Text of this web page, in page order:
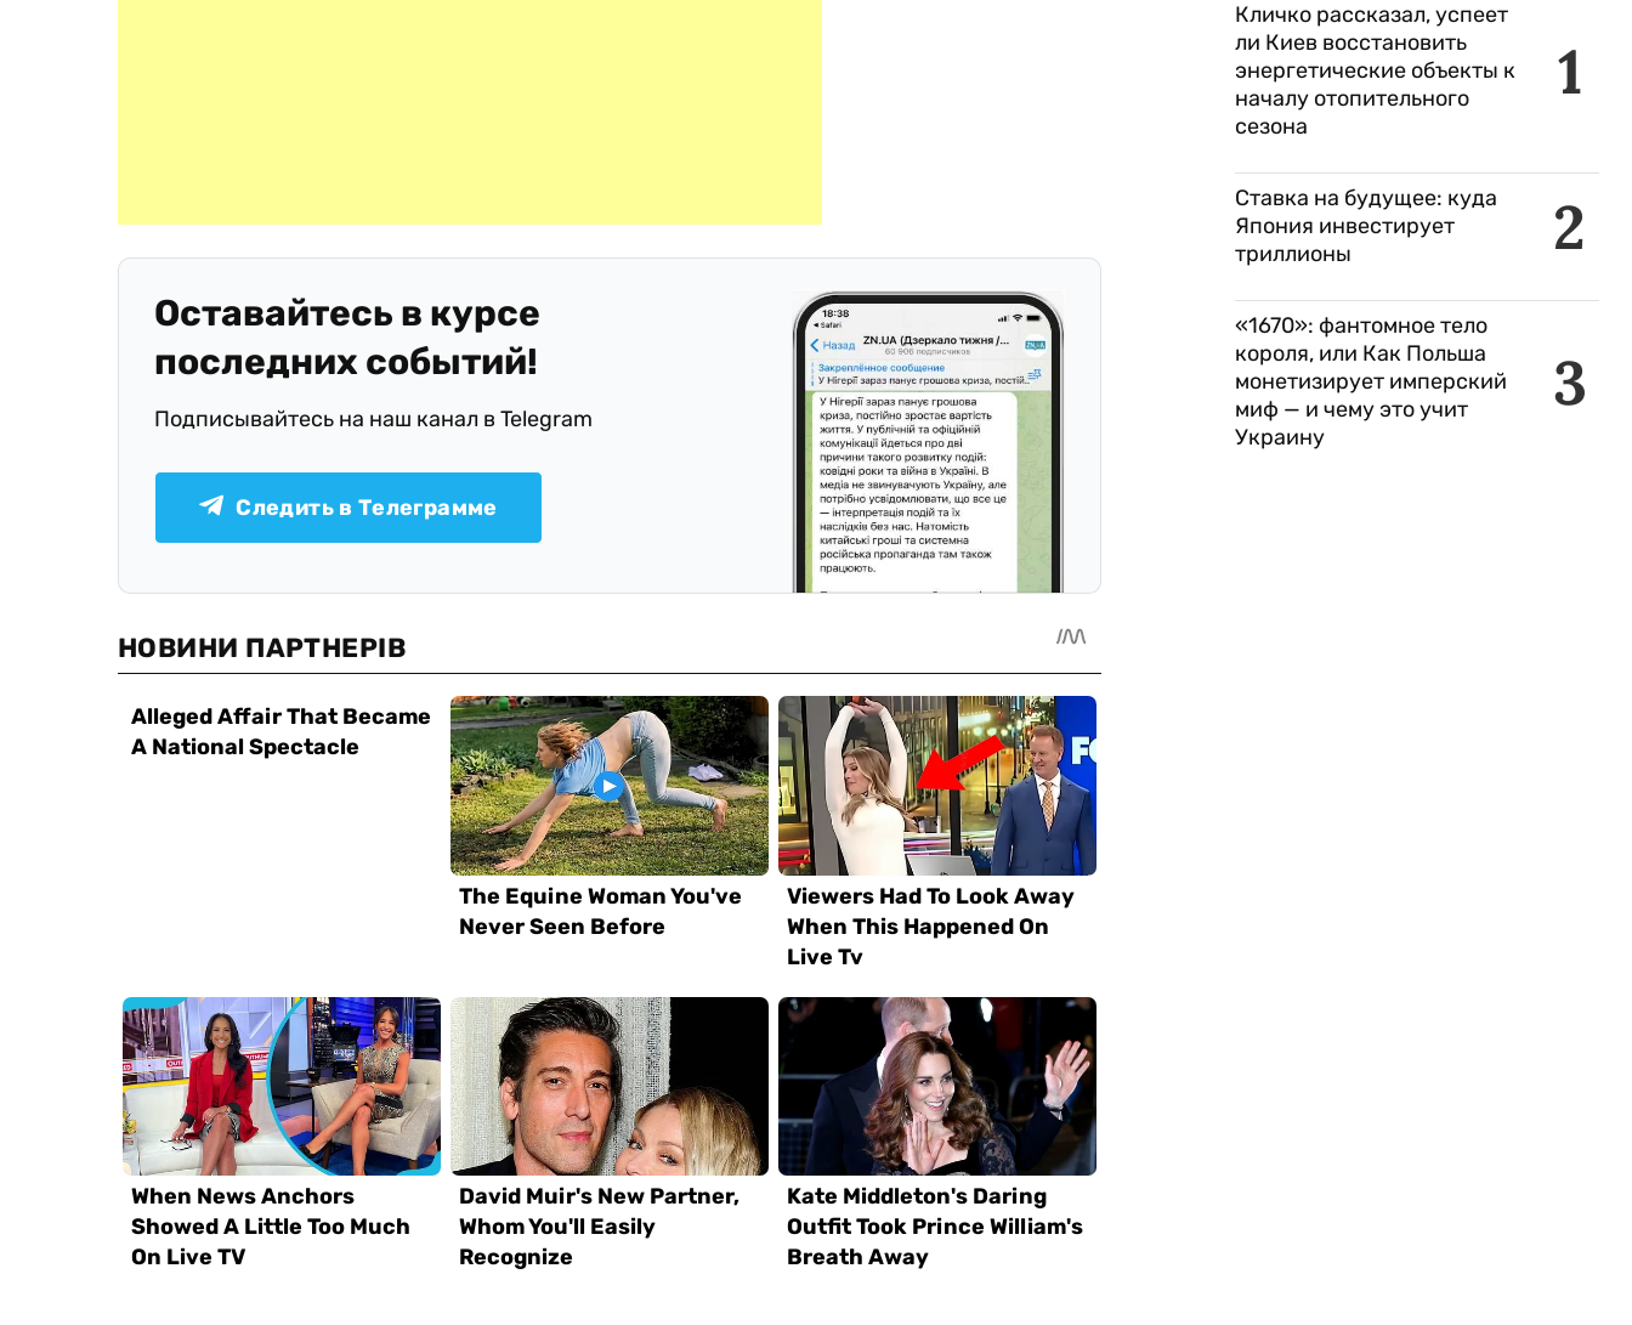
Оставайтесь в курсе
последних событий!
Подписывайтесь на наш канал в Telegram
Следить в Телеграмме
1
Кличко рассказал, успеет
ли Киев восстановить
энергетические объекты к
началу отопительного
сезона
2
Ставка на будущее: куда
Япония инвестирует
триллионы
3
«1670»: фантомное тело
короля, или Как Польша
монетизирует имперский
миф — и чему это учит
Украину